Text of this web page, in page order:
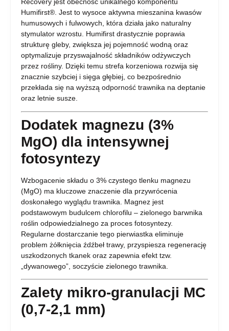
Humifirst®. Jest to wysoce aktywna mieszanina kwasów
humusowych i fulwowych, która działa jako naturalny
stymulator wzrostu. Humifirst drastycznie poprawia
strukturę gleby, zwiększa jej pojemność wodną oraz
optymalizuje przyswajalność składników odżywczych
przez rośliny. Dzięki temu strefa korzeniowa rozwija się
znacznie szybciej i sięga głębiej, co bezpośrednio
przekłada się na wyższą odporność trawnika na deptanie
oraz letnie susze.
Dodatek magnezu (3%
MgO) dla intensywnej
fotosyntezy
Wzbogacenie składu o 3% czystego tlenku magnezu
(MgO) ma kluczowe znaczenie dla przywrócenia
doskonałego wyglądu trawnika. Magnez jest
podstawowym budulcem chlorofilu – zielonego barwnika
roślin odpowiedzialnego za proces fotosyntezy.
Regularne dostarczanie tego pierwiastka eliminuje
problem żółknięcia źdźbeł trawy, przyspiesza regenerację
uszkodzonych tkanek oraz zapewnia efekt tzw.
„dywanowego”, soczyście zielonego trawnika.
Zalety mikro-granulacji MC
(0,7-2,1 mm)